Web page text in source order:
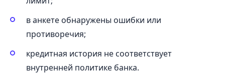
в анкете обнаружены ошибки или
противоречия;
кредитная история не соответствует
внутренней политике банка.